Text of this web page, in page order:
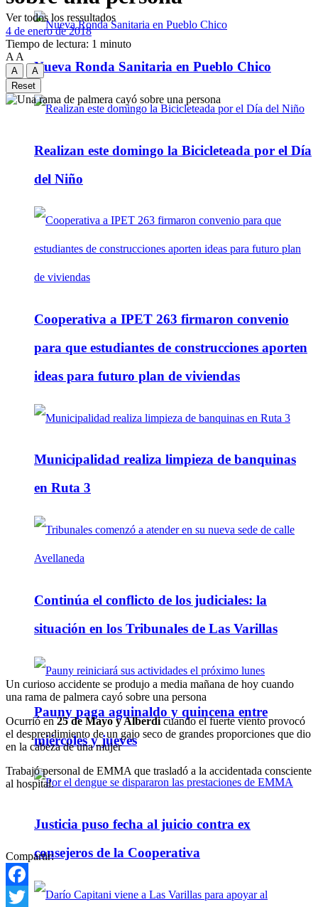
Nueva Ronda Sanitaria en Pueblo Chico
Realizan este domingo la Bicicleteada por el Día
del Niño
Cooperativa a IPET 263 firmaron convenio
para que estudiantes de construcciones aporten
ideas para futuro plan de viviendas
Municipalidad realiza limpieza de banquinas
en Ruta 3
Continúa el conflicto de los judiciales: la
situación en los Tribunales de Las Varillas
Pauny paga aguinaldo y quincena entre
miércoles y jueves
Justicia puso fecha al juicio contra ex
consejeros de la Cooperativa
Ver todos los ressultados
4 de enero de 2018
Tiempo de lectura: 1 minuto
A A
A
A
Reset
Un curioso accidente se produjo a media mañana de hoy cuando
una rama de palmera cayó sobre una persona
Ocurrió en25 de Mayo y Alberdicuando el fuerte viento provocó
el desprendimiento de un gajo seco de grandes proporciones que dio
en la cabeza de una mujer
Trabajó personal de EMMA que trasladó a la accidentada consciente
al hospital.
Compartir:
Facebook